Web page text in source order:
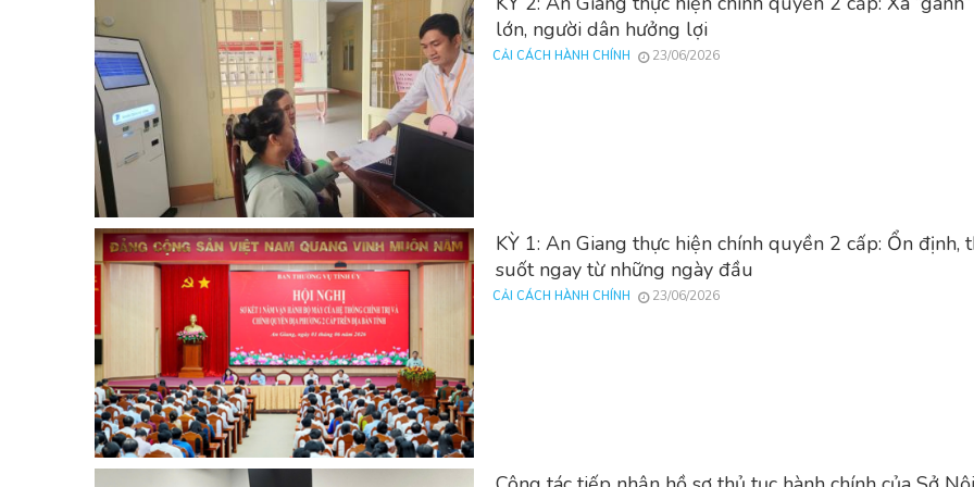
lớn, người dân hưởng lợi
CẢI CÁCH HÀNH CHÍNH 23/06/2026
KỲ 1: An Giang thực hiện chính quyền 2 cấp: Ổn định,
suốt ngay từ những ngày đầu
CẢI CÁCH HÀNH CHÍNH 23/06/2026